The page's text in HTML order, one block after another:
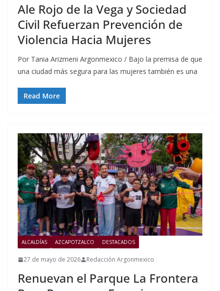
Ale Rojo de la Vega y Sociedad
Civil Refuerzan Prevención de
Violencia Hacia Mujeres
Por Tania Arizmeni Argonmexico / Bajo la premisa de que
una ciudad más segura para las mujeres también es una
Read More
ALCALDÍAS AZCAPOTZALCO DESTACADOS
27 de mayo de 2026 Redacción Argonmexico
Renuevan el Parque La Frontera